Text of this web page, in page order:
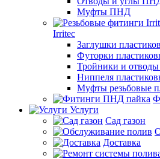
Муфты ПНД
Irritec
Заглушки
Футорки
Тройники и отводы
Ниппеля
Муфты резьбовые
Услуги
Сад газон
Доставка